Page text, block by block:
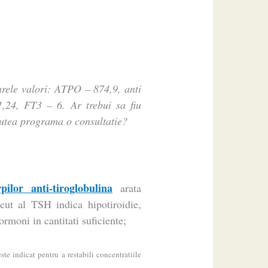
valori: ATPO – 874,9, anti
FT3 – 6. Ar trebui sa fiu
programa o consultatie?
anti-tiroglobulinaarata
al TSH indica hipotiroidie,
in cantitati suficiente;
indicat pentru a restabili concentratiile